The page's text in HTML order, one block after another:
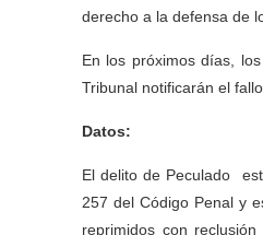
derecho a la defensa de
En los próximos días,
Tribunal notificarán el
Datos:
El delito de Peculado
257 del Código Penal y
reprimidos con